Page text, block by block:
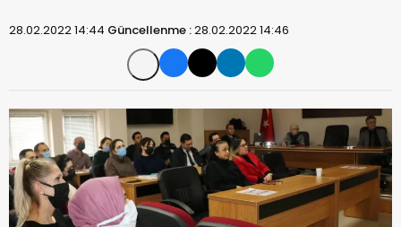
28.02.2022 14:44 Güncellenme :28.02.2022 14:46